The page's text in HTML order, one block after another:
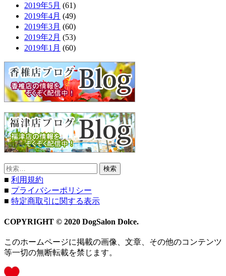
2019年5月 (61)
2019年4月 (49)
2019年3月 (60)
2019年2月 (53)
2019年1月 (60)
検
索:
■ 利用規約
■ プライバシーポリシー
■ 特定商取引に関する表示
COPYRIGHT © 2020 DogSalon Dolce.
このホームページに掲載の画像、文章、その他のコンテンツ
等一切の無断転載を禁じます。